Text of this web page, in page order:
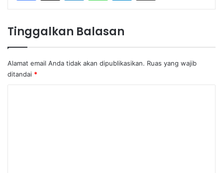
Tinggalkan Balasan
Alamat email Anda tidak akan dipublikasikan. Ruas yang wajib
ditandai *